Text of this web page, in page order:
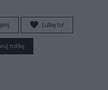
Lubię to!
notkę